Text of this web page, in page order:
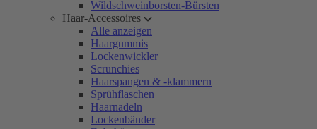
Wildschweinborsten-Bürsten
Haar-Accessoires
Alle anzeigen
Haargummis
Lockenwickler
Scrunchies
Haarspangen & -klammern
Sprühflaschen
Haarnadeln
Lockenbänder